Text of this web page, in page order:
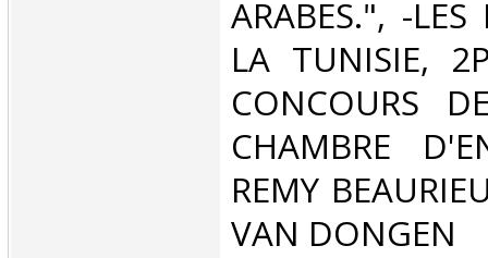
ARABES.", -LES
LA TUNISIE,
CONCOURS
CHAMBRE
REMY
VAN DONGEN‎